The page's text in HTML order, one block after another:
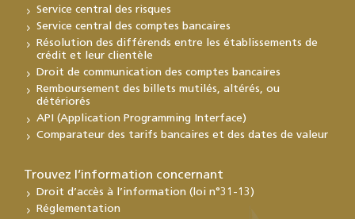
Service central des risques
Service central des comptes bancaires
Résolution des différends entre les établissements de
crédit et leur clientèle
Droit de communication des comptes bancaires
Remboursement des billets mutilés, altérés, ou
détériorés
API (Application Programming Interface)
Comparateur des tarifs bancaires et des dates de valeur
Trouvez l’information concernant
Droit d’accès à l’information (loi n°31-13)
Réglementation